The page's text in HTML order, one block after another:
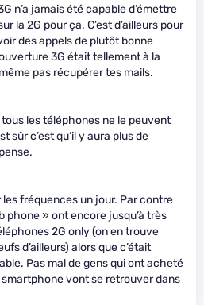
n’a jamais été capable d’émettre
la 2G pour ça. C’est d’ailleurs pour
des appels de plutôt bonne
3G était tellement à la
pas récupérer tes mails.
les téléphones ne le peuvent
sûr c’est qu’il y aura plus de
fréquences un jour. Par contre
phone » ont encore jusqu’à très
2G only (on en trouve
d’ailleurs) alors que c’était
Pas mal de gens qui ont acheté
vont se retrouver dans